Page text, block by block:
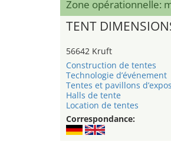
Zone opérationnelle:
TENT
56642 Kruft
Construction de tentes
Technologie d’événement
Tentes et pavillons
Halls de tente
Location de tentes
Correspondance: